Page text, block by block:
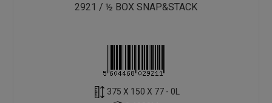
2921 / ½ BOX SNAP&STACK
375 X 150 X 77 - 0L